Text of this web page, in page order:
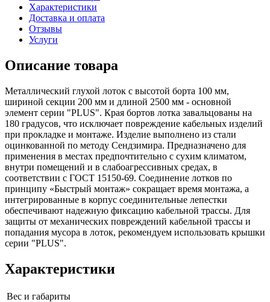
Характеристики
Доставка и оплата
Отзывы
Услуги
Описание товара
Металличеcкий глухой лоток с высотой борта 100 мм,
шириной секции 200 мм и длиной 2500 мм - основной
элемент серии "PLUS". Края бортов лотка завальцованы на
180 градусов, что исключает повреждение кабельных изделий
при прокладке и монтаже. Изделие выполнено из стали
оцинкованной по методу Сендзимира. Предназначено для
применения в местах предпочтительно с сухим климатом,
внутри помещений и в слабоагрессивных средах, в
соответствии с ГОСТ 15150-69. Соединение лотков по
принципу «Быстрый монтаж» сокращает время монтажа, а
интегрированные в корпус соединительные лепестки
обеспечивают надежную фиксацию кабельной трассы. Для
защиты от механических повреждений кабельной трассы и
попадания мусора в лоток, рекомендуем использовать крышки
серии "PLUS".
Характеристики
Вес и габариты